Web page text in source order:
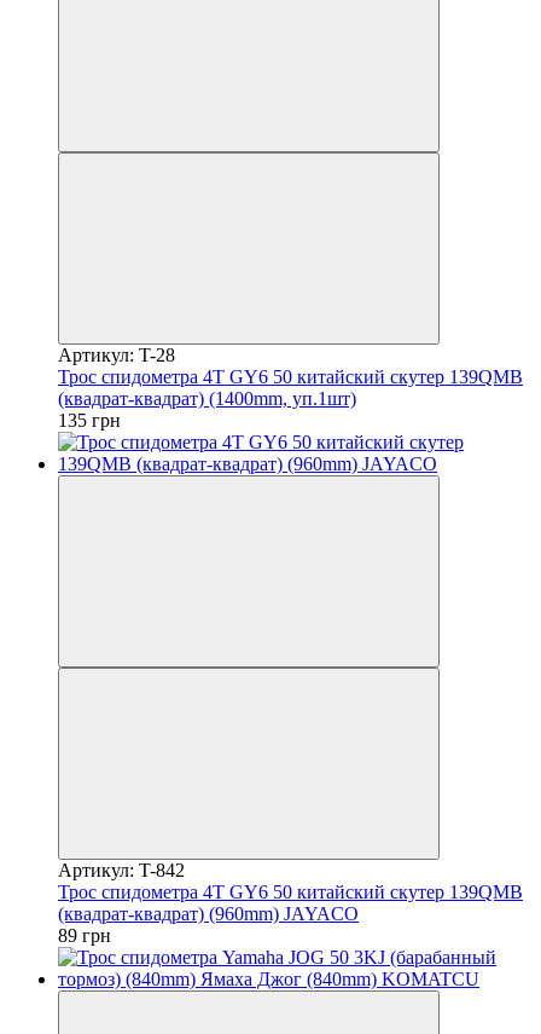
Артикул: T-28
Трос спидометра 4T GY6 50 китайский скутер 139QMB
(квадрат-квадрат) (1400mm, уп.1шт)
135 грн
Артикул: T-842
Трос спидометра 4T GY6 50 китайский скутер 139QMB
(квадрат-квадрат) (960mm) JAYACO
89 грн